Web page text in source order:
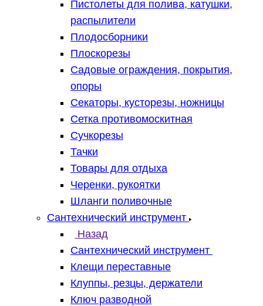
Пистолеты для полива, катушки,
распылители
Плодосборники
Плоскорезы
Садовые ограждения, покрытия,
опоры
Секаторы, кусторезы, ножницы
Сетка противомоскитная
Сучкорезы
Тачки
Товары для отдыха
Черенки, рукоятки
Шланги поливочные
Сантехнический инструмент
Назад
Сантехнический инструмент
Клещи переставные
Клуппы, резцы, держатели
Ключ разводной